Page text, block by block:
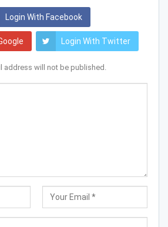
Login With Facebook
Login With Twitter
address will not be published.